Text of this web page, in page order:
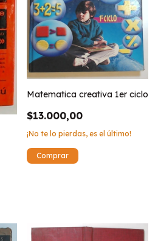
Matematica creativa 1er ciclo
$13.000,00
¡No te lo pierdas, es el último!